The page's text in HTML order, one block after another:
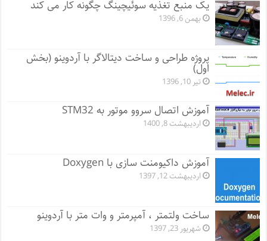
یک منبع تغذیه سوئیچینگ چگونه کار می کند
بهمن 6, 1396
پروژه طراحی و ساخت دیتالاگر با آردوینو (بخش
اول)
تیر 10, 1396
آموزش اتصال سروو موتور به STM32
اردیبهشت 8, 1400
آموزش داکیومنت سازی با Doxygen
اردیبهشت 12, 1397
ساخت ولتمتر ، آمپرمتر و وات متر با آردوینو
شهریور 23, 1397